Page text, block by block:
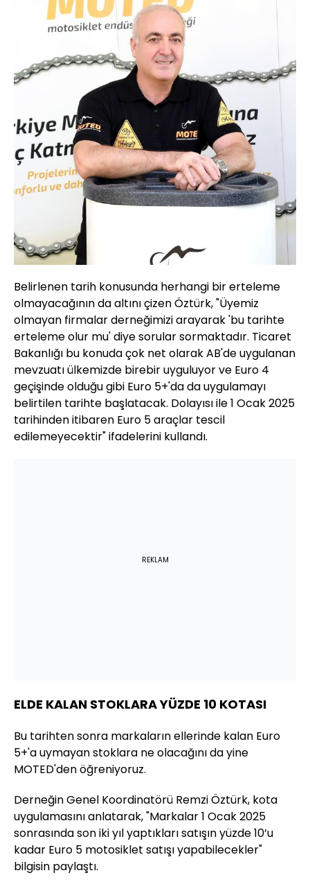
Belirlenen tarih konusunda herhangi bir erteleme
olmayacağının da altını çizen Öztürk, "Üyemiz
olmayan firmalar derneğimizi arayarak 'bu tarihte
erteleme olur mu' diye sorular sormaktadır. Ticaret
Bakanlığı bu konuda çok net olarak AB'de uygulanan
mevzuatı ülkemizde birebir uyguluyor ve Euro 4
geçişinde olduğu gibi Euro 5+'da da uygulamayı
belirtilen tarihte başlatacak. Dolayısı ile 1 Ocak 2025
tarihinden itibaren Euro 5 araçlar tescil
edilemeyecektir" ifadelerini kullandı.
REKLAM
ELDE KALAN STOKLARA YÜZDE 10 KOTASI
Bu tarihten sonra markaların ellerinde kalan Euro
5+'a uymayan stoklara ne olacağını da yine
MOTED'den öğreniyoruz.
Derneğin Genel Koordinatörü Remzi Öztürk, kota
uygulamasını anlatarak, "Markalar 1 Ocak 2025
sonrasında son iki yıl yaptıkları satışın yüzde 10’u
kadar Euro 5 motosiklet satışı yapabilecekler"
bilgisin paylaştı.